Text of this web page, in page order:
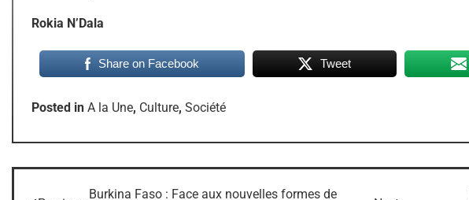
Rokia N’Dala
Share on Facebook Tweet
Posted in A la Une, Culture, Société
Burkina Faso : Face aux nouvelles formes de